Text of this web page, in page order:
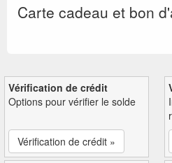
Carte cadeau et bon
Vérification de crédit
Options pour vérifier le solde
Vérification de crédit »